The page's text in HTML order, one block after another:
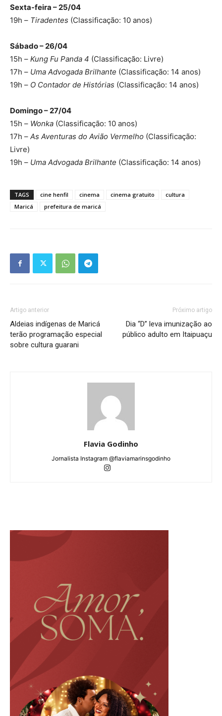
Sexta-feira – 25/04
19h – Tiradentes (Classificação: 10 anos)
Sábado – 26/04
15h – Kung Fu Panda 4 (Classificação: Livre)
17h – Uma Advogada Brilhante (Classificação: 14 anos)
19h – O Contador de Histórias (Classificação: 14 anos)
Domingo – 27/04
15h – Wonka (Classificação: 10 anos)
17h – As Aventuras do Avião Vermelho (Classificação:
Livre)
19h – Uma Advogada Brilhante (Classificação: 14 anos)
TAGS cine henfil cinema cinema gratuito
cultura
Maricá
prefeitura de maricá
Artigo anterior
Aldeias indígenas de Maricá
terão programação especial
sobre cultura guarani
Próximo artigo
Dia “D” leva imunização ao
público adulto em Itaipuaçu
Flavia Godinho
Jornalista Instagram @flaviamarinsgodinho